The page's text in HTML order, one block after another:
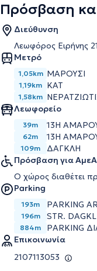
Πρόσβαση
Διεύθυνση
Λεωφόρος Ειρήνης
Μετρό
1,05km ΜΑΡΟΥΣΙ
1,19km ΚΑΤ
1,58km
Λεωφορείο
39m 13Η
62m 13Η
109m
ΔΑΓΚΛΗ
Πρόσβαση για ΑμεΑ
Ο χώρος διαθέτει
Parking
193m PARKING
196m STR.
884m
PARKING
Επικοινωνία
2107113053